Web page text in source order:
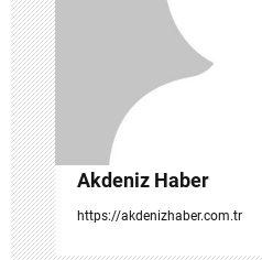
i
Akdeniz Haber
https://akdenizhaber.com.tr